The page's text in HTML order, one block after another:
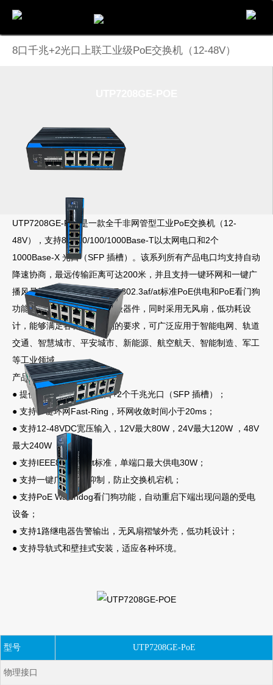
8口千兆+2光口上联工业级PoE交换机（12-48V）
UTP7208GE-PoE是一款全千非网管型工业PoE交换机（12-
48V），支持8 个10/100/1000Base-T以太网电口和2个
1000Base-X 光口（SFP 插槽）。该系列所有产品电口均支持自动
降速协商，最远传输距离可达200米，并且支持一键环网和一键广
播风暴抑制， 电口支持IEEE 802.3af/at标准PoE供电和PoE看门狗
功能，所有器件均选用工业级器件，同时采用无风扇，低功耗设
计，能够满足各种工业现场的要求，可广泛应用于智能电网、轨道
交通、智慧城市、平安城市、新能源、航空航天、智能制造、军工
等工业领域。
产品特性：
● 提供8 个千兆以太网电口+2个千兆光口（SFP 插槽）；
● 支持一键环网Fast-Ring，环网收敛时间小于20ms；
● 支持12-48VDC宽压输入，12V最大80W，24V最大120W ，48V
最大240W ；
● 支持IEEE802.3af/at标准，单端口最大供电30W；
● 支持一键广播风暴抑制，防止交换机宕机；
● 支持PoE Watchdog看门狗功能，自动重启下端出现问题的受电
设备；
● 支持1路继电器告警输出，无风扇褶皱外壳，低功耗设计；
● 支持导轨式和壁挂式安装，适应各种环境。
型号 UTP7208GE-PoE
物理接口
电话 留言